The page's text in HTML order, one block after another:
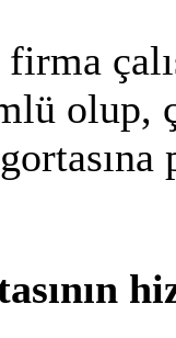
olup,